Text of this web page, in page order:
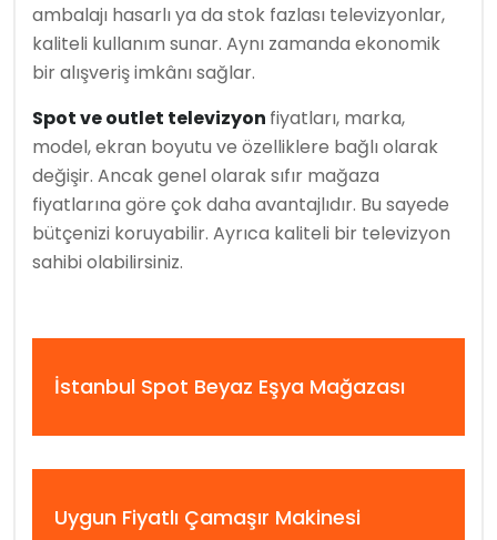
ambalajı hasarlı ya da stok fazlası televizyonlar,
kaliteli kullanım sunar. Aynı zamanda ekonomik
bir alışveriş imkânı sağlar.
Spot ve outlet televizyon fiyatları, marka,
model, ekran boyutu ve özelliklere bağlı olarak
değişir. Ancak genel olarak sıfır mağaza
fiyatlarına göre çok daha avantajlıdır. Bu sayede
bütçenizi koruyabilir. Ayrıca kaliteli bir televizyon
sahibi olabilirsiniz.
İstanbul Spot Beyaz Eşya Mağazası
Uygun Fiyatlı Çamaşır Makinesi